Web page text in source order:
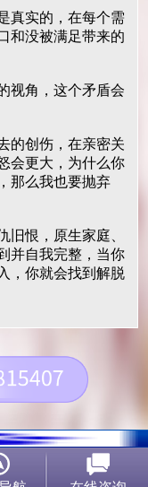
实的，在每个需
和没被满足带来的
角，这个矛盾会
创伤，在亲密关
会更大，为什么你
那么我也要抛弃
恨，原生家庭、
并自我完整，当你
，你就会找到解脱